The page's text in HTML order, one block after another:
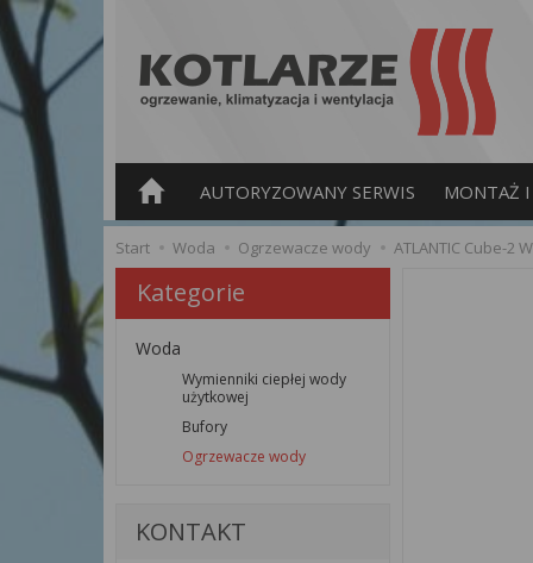
AUTORYZOWANY SERWIS MONTAŻ I
Start Woda Ogrzewacze wody ATLANTIC Cube-2
Kategorie
Woda
Wymienniki ciepłej wody
użytkowej
Bufory
Ogrzewacze wody
KONTAKT